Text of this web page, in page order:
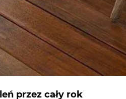
przez cały rok